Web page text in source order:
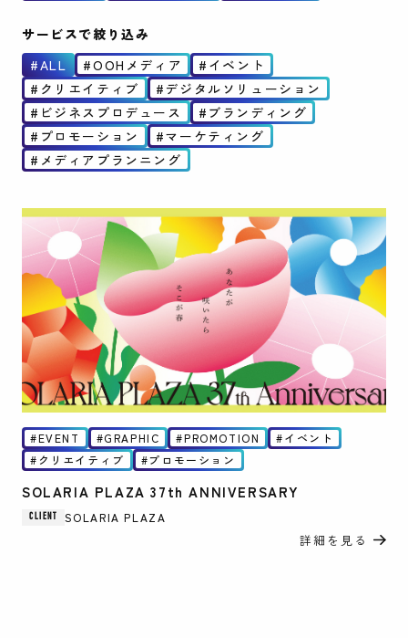
サービスで絞り込み
ALL
OOHメディア
イベント
クリエイティブ
デジタルソリューション
ビジネスプロデュース
ブランディング
プロモーション
マーケティング
メディアプランニング
EVENT GRAPHIC PROMOTION
イベント
クリエイティブ
プロモーション
SOLARIA PLAZA 37th ANNIVERSARY
CLIENT SOLARIA PLAZA
詳細を見る